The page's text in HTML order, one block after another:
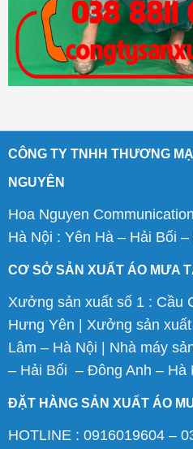
CÔNG TY TNHH THƯƠNG
NGUYÊN
Hoa Nguyen
Hà Nội : Yên Hà – Hải Bối
CƠ SỞ SẢN XUẤT ÁO MƯA
Xưởng sản xuất số 1 : Cầu
Hưng Yên | Xưởng sản
Lâm – Hà Nội | Nhà máy
– Hải Bối – Đông Anh – Hà
ĐẶT HÀNG SẢN XUẤT ÁO
HOTLINE : 0916019604 –